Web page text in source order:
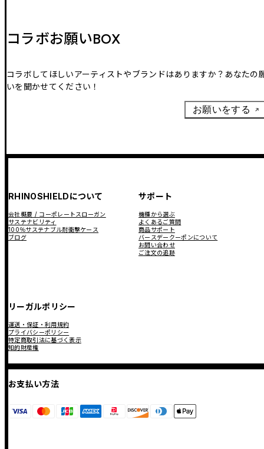
コラボお願いBOX
コラボしてほしいアーティストやブランドはありますか？あなたの
いを聞かせてください！
お願いをする
RHINOSHIELDについて
会社概要 / コーポレートスローガン
サステナビリティ
100％サステナブル耐衝撃ケース
ブログ
サポート
機種から選ぶ
よくあるご質問
商品サポート
バースデークーポンについて
お問い合わせ
ご注文の追跡
リーガルポリシー
運送・保証・利用規約
プライバシーポリシー
特定商取引法に基づく表示
知的財産権
お支払い方法